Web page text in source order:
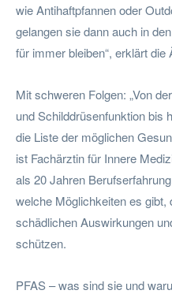
wie Antihaftpfannen oder
gelangen sie dann auch in
für immer bleiben“, erklärt
Mit schweren Folgen: „Von
und Schilddrüsenfunktion bis
die Liste der möglichen
ist Fachärztin für Innere
als 20 Jahren
welche Möglichkeiten es gibt,
schädlichen Auswirkungen
schützen.
PFAS – was sind sie und